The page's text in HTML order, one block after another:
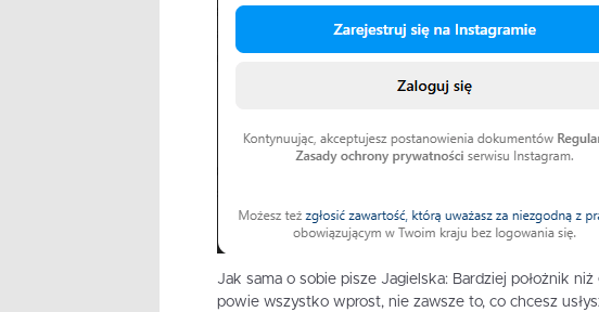
Jak sama o sobie pisze Jagielska: Bardziej położnik
powie wszystko wprost, nie zawsze to, co chcesz